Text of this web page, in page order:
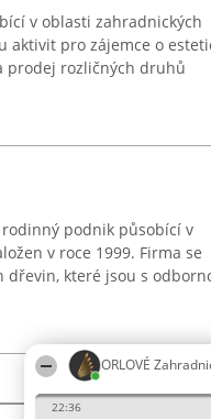
ORLOVÉ
22:36
v oblasti zahradnických
aktivit pro zájemce o
prodej rozličných druhů
podnik působící v
v roce 1999. Firma se
dřevin, které jsou s